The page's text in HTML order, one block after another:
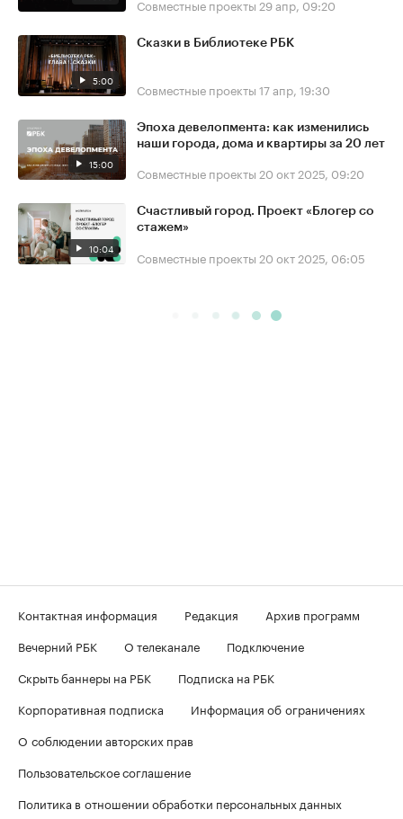
Совместные проекты 29 апр, 09:20
5:00
Сказки в Библиотеке РБК
Совместные проекты 17 апр, 19:30
15:00
Эпоха девелопмента: как изменились
наши города, дома и квартиры за 20 лет
Совместные проекты 20 окт 2025, 09:20
10:04
Счастливый город. Проект «Блогер со
стажем»
Совместные проекты 20 окт 2025, 06:05
Контактная информация Редакция
Архив программ
Вечерний РБК
О телеканале
Подключение
Скрыть баннеры на РБК
Подписка на РБК
Корпоративная подписка
Информация об ограничениях
О соблюдении авторских прав
Пользовательское соглашение
Политика в отношении обработки персональных данных